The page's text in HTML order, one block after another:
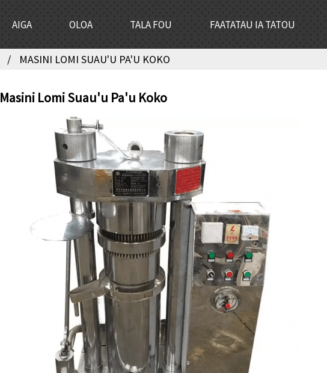
AIGA OLOA TALA FOU FAATATAU IA TATOU
MASINI LOMI SUAU'U PA'U KOKO
Masini Lomi Suau'u Pa'u Koko